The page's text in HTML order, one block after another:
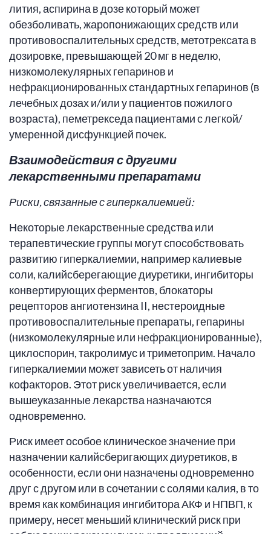
лития, аспирина в дозе который может
обезболивать, жаропонижающих средств или
противовоспалительных средств, метотрексата в
дозировке, превышающей 20 мг в неделю,
низкомолекулярных гепаринов и
нефракционированных стандартных гепаринов (в
лечебных дозах и/или у пациентов пожилого
возраста), пеметрекседа пациентами с легкой/
умеренной дисфункцией почек.
Взаимодействия с другими
лекарственными препаратами
Риски, связанные с гиперкалиемией:
Некоторые лекарственные средства или
терапевтические группы могут способствовать
развитию гиперкалиемии, например калиевые
соли, калийсберегающие диуретики, ингибиторы
конвертирующих ферментов, блокаторы
рецепторов ангиотензина II, нестероидные
противовоспалительные препараты, гепарины
(низкомолекулярные или нефракционированные),
циклоспорин, такролимус и триметоприм. Начало
гиперкалиемии может зависеть от наличия
кофакторов. Этот риск увеличивается, если
вышеуказанные лекарства назначаются
одновременно.
Риск имеет особое клиническое значение при
назначении калийсберигающих диуретиков, в
особенности, если они назначены одновременно
друг с другом или в сочетании с солями калия, в то
время как комбинация ингибитора АКФ и НПВП, к
примеру, несет меньший клинический риск при